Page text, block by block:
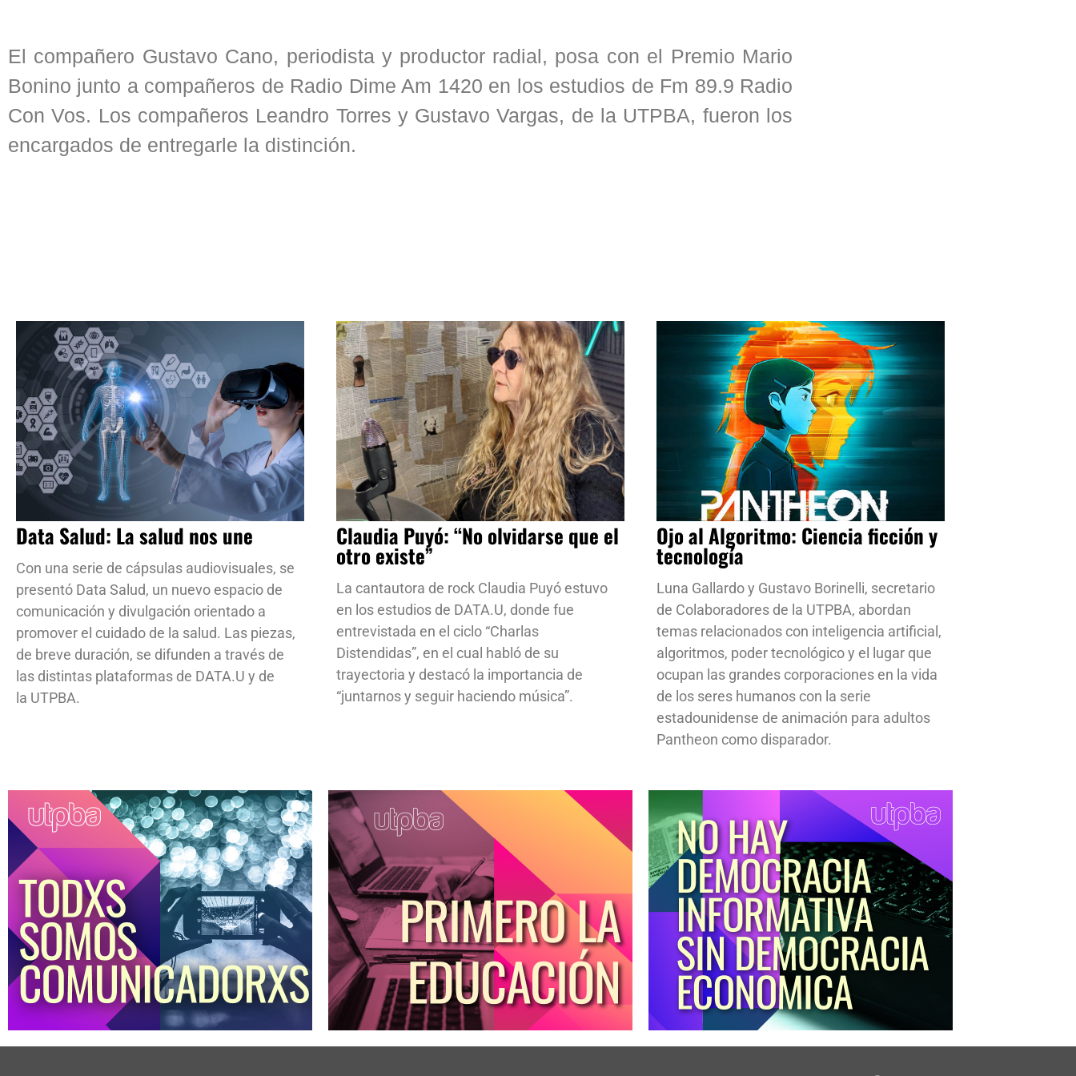
El compañero Gustavo Cano, periodista y productor radial, posa con el Premio Mario
Bonino junto a compañeros de Radio Dime Am 1420 en los estudios de Fm 89.9 Radio
Con Vos. Los compañeros Leandro Torres y Gustavo Vargas, de la UTPBA, fueron los
encargados de entregarle la distinción.
Data Salud: La salud nos une
Con una serie de cápsulas audiovisuales, se
presentó Data Salud, un nuevo espacio de
comunicación y divulgación orientado a
promover el cuidado de la salud. Las piezas,
de breve duración, se difunden a través de
las distintas plataformas de DATA.U y de
la UTPBA.
Claudia Puyó: “No olvidarse que el
otro existe”
La cantautora de rock Claudia Puyó estuvo
en los estudios de DATA.U, donde fue
entrevistada en el ciclo “Charlas
Distendidas”, en el cual habló de su
trayectoria y destacó la importancia de
“juntarnos y seguir haciendo música”.
Ojo al Algoritmo: Ciencia ficción y
tecnología
Luna Gallardo y Gustavo Borinelli, secretario
de Colaboradores de la UTPBA, abordan
temas relacionados con inteligencia artificial,
algoritmos, poder tecnológico y el lugar que
ocupan las grandes corporaciones en la vida
de los seres humanos con la serie
estadounidense de animación para adultos
Pantheon como disparador.